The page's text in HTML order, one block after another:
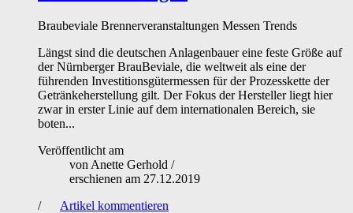
Braubeviale Brennerveranstaltungen Messen Trends
Längst sind die deutschen Anlagenbauer eine feste Größe auf
der Nürnberger BrauBeviale, die weltweit als eine der
führenden Investitionsgütermessen für der Prozesskette der
Getränkeherstellung gilt. Der Fokus der Hersteller liegt hier
zwar in erster Linie auf dem internationalen Bereich, sie
boten...
Veröffentlicht am
von Anette Gerhold /
erschienen am 27.12.2019
/
Artikel kommentieren